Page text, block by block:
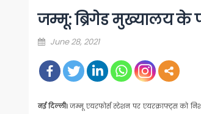
जम्मू: ब्रिगेड मुख्यालय के
Posted
June 28, 2021
नई दिल्ली।जम्मू एयरफोर्स स्टेशन पर एयरक्राफ्ट्स को